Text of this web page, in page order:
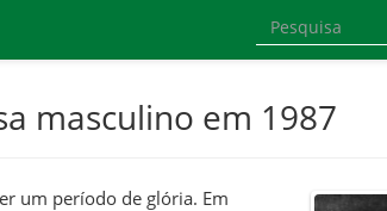
masculino em 1987
um período de glória. Em